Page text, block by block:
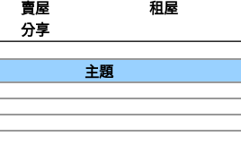
賣屋
租屋
分享
主題